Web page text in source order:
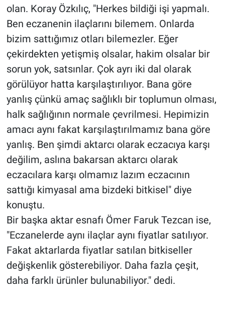
olan. Koray Özkılıç, "Herkes bildiği işi yapmalı.
Ben eczanenin ilaçlarını bilemem. Onlarda
bizim sattığımız otları bilemezler. Eğer
çekirdekten yetişmiş olsalar, hakim olsalar bir
sorun yok, satsınlar. Çok ayrı iki dal olarak
görülüyor hatta karşılaştırılıyor. Bana göre
yanlış çünkü amaç sağlıklı bir toplumun olması,
halk sağlığının normale çevrilmesi. Hepimizin
amacı aynı fakat karşılaştırılmamız bana göre
yanlış. Ben şimdi aktarcı olarak eczacıya karşı
değilim, aslına bakarsan aktarcı olarak
eczacılara karşı olmamız lazım eczacının
sattığı kimyasal ama bizdeki bitkisel" diye
konuştu.
Bir başka aktar esnafı Ömer Faruk Tezcan ise,
"Eczanelerde aynı ilaçlar aynı fiyatlar satılıyor.
Fakat aktarlarda fiyatlar satılan bitkiseller
değişkenlik gösterebiliyor. Daha fazla çeşit,
daha farklı ürünler bulunabiliyor." dedi.